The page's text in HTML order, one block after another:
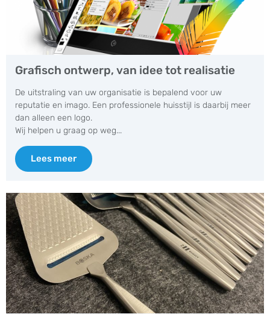
Grafisch ontwerp, van idee tot realisatie
De uitstraling van uw organisatie is bepalend voor uw
reputatie en imago. Een professionele huisstijl is daarbij meer
dan alleen een logo.
Wij helpen u graag op weg...
Lees meer